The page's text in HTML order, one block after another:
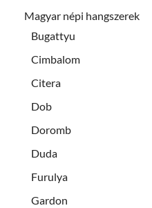
Magyar népi hangszerek
Bugattyu
Cimbalom
Citera
Dob
Doromb
Duda
Furulya
Gardon